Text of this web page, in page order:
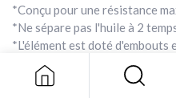
*Conçu pour une résistance
*Ne sépare pas l'huile à 2
*L'élément est doté d'embouts
*Support haute efficacité de
*Conforme aux spécifications
EMP Water
9,72$